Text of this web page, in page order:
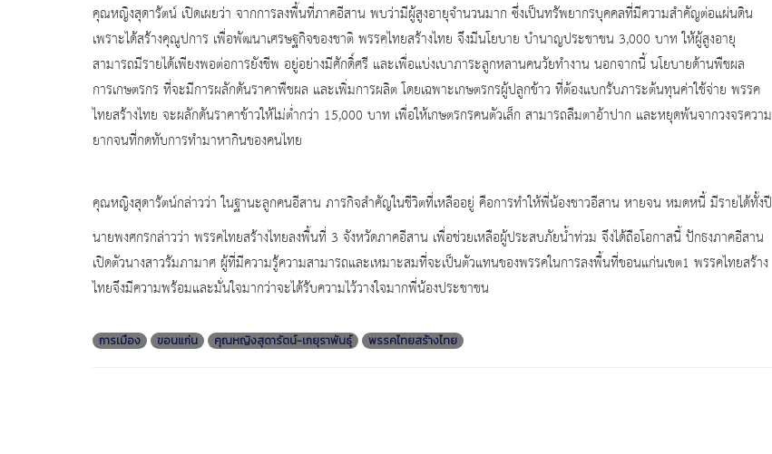
คุณหญิงสุดารัตน์ เปิดเผยว่า จากการลงพื้นที่ภาคอีสาน พบว่ามีผู้สูงอายุจำนวนมาก ซึ่งเป็นทรัพยากรบุคคลที่มีความสำคัญต่อแผ่นดิน
เพราะได้สร้างคุณูปการ เพื่อพัฒนาเศรษฐกิจของชาติ พรรคไทยสร้างไทย จึงมีนโยบาย บำนาญประชาชน 3,000 บาท ให้ผู้สูงอายุ
สามารถมีรายได้เพียงพอต่อการยังชีพ อยู่อย่างมีศักดิ์ศรี และเพื่อแบ่งเบาภาระลูกหลานคนวัยทำงาน นอกจากนี้ นโยบายด้านพืชผล
การเกษตรกร ที่จะมีการผลักดันราคาพืชผล และเพิ่มการผลิต โดยเฉพาะเกษตรกรผู้ปลูกข้าว ที่ต้องแบกรับภาระต้นทุนค่าใช้จ่าย พรรค
ไทยสร้างไทย จะผลักดันราคาข้าวให้ไม่ต่ำกว่า 15,000 บาท เพื่อให้เกษตรกรคนตัวเล็ก สามารถลืมตาอ้าปาก และหยุดพ้นจากวงจรความ
ยากจนที่กดทับการทำมาหากินของคนไทย
คุณหญิงสุดารัตน์กล่าวว่า ในฐานะลูกคนอีสาน ภารกิจสำคัญในชีวิตที่เหลืออยู่ คือการทำให้พี่น้องชาวอีสาน หายจน หมดหนี้ มีรายได้ทั้งปี
นายพงศกรกล่าวว่า พรรคไทยสร้างไทยลงพื้นที่ 3 จังหวัดภาคอีสาน เพื่อช่วยเหลือผู้ประสบภัยน้ำท่วม จึงได้ถือโอกาสนี้ ปักธงภาคอีสาน
เปิดตัวนางสาวรัมภามาศ ผู้ที่มีความรู้ความสามารถและเหมาะสมที่จะเป็นตัวแทนของพรรคในการลงพื้นที่ขอนแก่นเขต1 พรรคไทยสร้าง
ไทยจึงมีความพร้อมและมั่นใจมากว่าจะได้รับความไว้วางใจมากพี่น้องประชาชน
การเมือง ขอนแก่น คุณหญิงสุดารัตน์-เกยุราพันธุ์ พรรคไทยสร้างไทย